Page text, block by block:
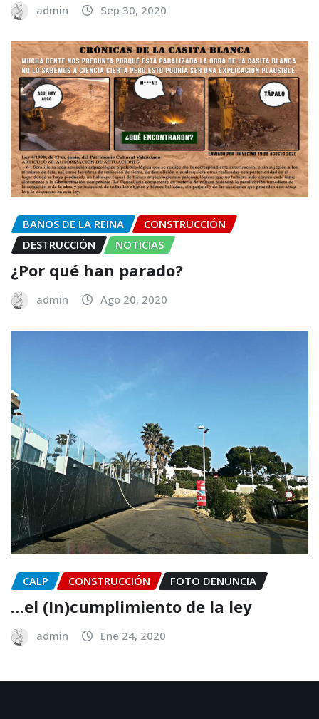
admin Sep 30, 2020
BAÑOS DE LA REINA
CONSTRUCCIÓN
DESTRUCCIÓN
NOTICIAS
¿Por qué han parado?
admin Ago 20, 2020
CALP CONSTRUCCIÓN FOTO DENUNCIA
…el (In)cumplimiento de la ley
admin Ene 24, 2020